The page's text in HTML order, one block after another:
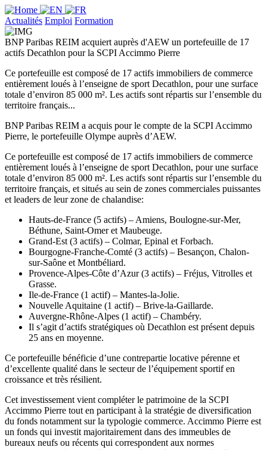
Actualités Emploi Formation
BNP Paribas REIM acquiert auprès d'AEW un portefeuille de 17
actifs Decathlon pour la SCPI Accimmo Pierre
Ce portefeuille est composé de 17 actifs immobiliers de commerce
entièrement loués à l’enseigne de sport Decathlon, pour une surface
totale d’environ 85 000 m². Les actifs sont répartis sur l’ensemble du
territoire français...
BNP Paribas REIM a acquis pour le compte de la SCPI Accimmo
Pierre, le portefeuille Olympe auprès d’AEW.
Ce portefeuille est composé de 17 actifs immobiliers de commerce
entièrement loués à l’enseigne de sport Decathlon, pour une surface
totale d’environ 85 000 m². Les actifs sont répartis sur l’ensemble du
territoire français, et situés au sein de zones commerciales puissantes
et leaders de leur zone de chalandise:
Hauts-de-France (5 actifs) – Amiens, Boulogne-sur-Mer,
Béthune, Saint-Omer et Maubeuge.
Grand-Est (3 actifs) – Colmar, Epinal et Forbach.
Bourgogne-Franche-Comté (3 actifs) – Besançon, Chalon-
sur-Saône et Montbéliard.
Provence-Alpes-Côte d’Azur (3 actifs) – Fréjus, Vitrolles et
Grasse.
Ile-de-France (1 actif) – Mantes-la-Jolie.
Nouvelle Aquitaine (1 actif) – Brive-la-Gaillarde.
Auvergne-Rhône-Alpes (1 actif) – Chambéry.
Il s’agit d’actifs stratégiques où Decathlon est présent depuis
25 ans en moyenne.
Ce portefeuille bénéficie d’une contrepartie locative pérenne et
d’excellente qualité dans le secteur de l’équipement sportif en
croissance et très résilient.
Cet investissement vient compléter le patrimoine de la SCPI
Accimmo Pierre tout en participant à la stratégie de diversification
du fonds notamment sur la typologie commerce. Accimmo Pierre est
un fonds qui investit majoritairement dans des immeubles de
bureaux neufs ou récents qui correspondent aux normes